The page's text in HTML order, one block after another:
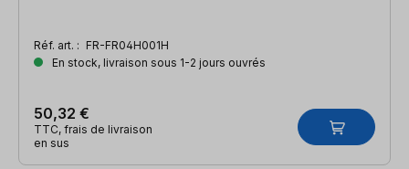
Réf. art. : FR-FR04H001H
En stock, livraison sous 1-2 jours ouvrés
50,32 €
TTC, frais de livraison
en sus